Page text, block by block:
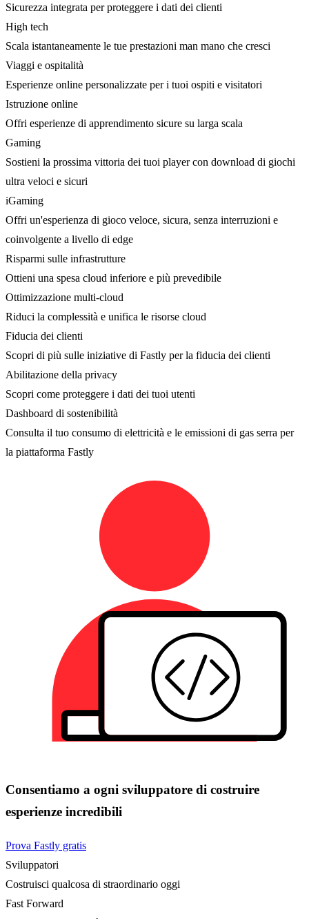
Sicurezza integrata per proteggere i dati dei clienti
High tech
Scala istantaneamente le tue prestazioni man mano che cresci
Viaggi e ospitalità
Esperienze online personalizzate per i tuoi ospiti e visitatori
Istruzione online
Offri esperienze di apprendimento sicure su larga scala
Gaming
Sostieni la prossima vittoria dei tuoi player con download di giochi
ultra veloci e sicuri
iGaming
Offri un'esperienza di gioco veloce, sicura, senza interruzioni e
coinvolgente a livello di edge
Risparmi sulle infrastrutture
Ottieni una spesa cloud inferiore e più prevedibile
Ottimizzazione multi-cloud
Riduci la complessità e unifica le risorse cloud
Fiducia dei clienti
Scopri di più sulle iniziative di Fastly per la fiducia dei clienti
Abilitazione della privacy
Scopri come proteggere i dati dei tuoi utenti
Dashboard di sostenibilità
Consulta il tuo consumo di elettricità e le emissioni di gas serra per
la piattaforma Fastly
Consentiamo a ogni sviluppatore di costruire
esperienze incredibili
Prova Fastly gratis
Sviluppatori
Costruisci qualcosa di straordinario oggi
Fast Forward